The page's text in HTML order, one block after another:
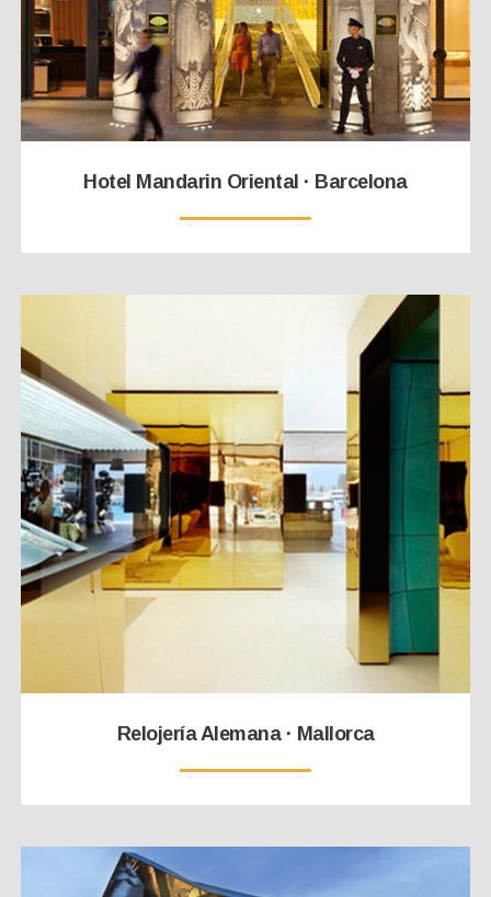
Hotel Mandarin Oriental · Barcelona
Relojería Alemana · Mallorca